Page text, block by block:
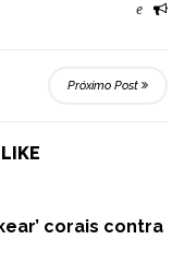
e
Próximo Post
corais contra